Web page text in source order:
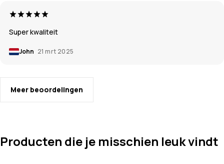
Super kwaliteit
John 21 mrt 2025
Meer beoordelingen
Producten die je misschien leuk vindt